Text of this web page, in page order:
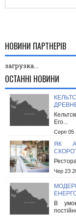
НОВИНИ ПАРТНЕРІВ
загрузка...
ОСТАННІ НОВИНИ
Его...
Серп 05
ЯК
Чер 23
В